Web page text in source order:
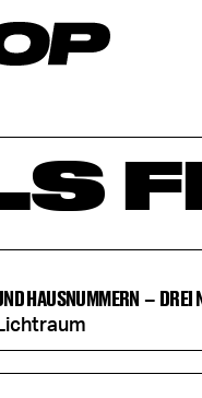
HAUSNUMMERN – DREI